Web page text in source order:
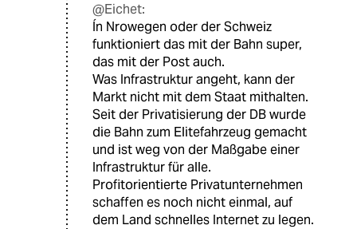
@Eichet:
Ín Nrowegen oder der Schweiz
funktioniert das mit der Bahn super,
das mit der Post auch.
Was Infrastruktur angeht, kann der
Markt nicht mit dem Staat mithalten.
Seit der Privatisierung der DB wurde
die Bahn zum Elitefahrzeug gemacht
und ist weg von der Maßgabe einer
Infrastruktur für alle.
Profitorientierte Privatunternehmen
schaffen es noch nicht einmal, auf
dem Land schnelles Internet zu legen.